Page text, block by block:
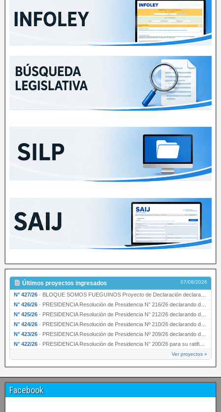
Últimos proyectos ingresados 07/08/2026
N° 427/26 · BLOQUE SOMOS FUEGUINOS Proyecto de Declaración declarando de interés provincial PRESIDENCI…
N° 426/26 · PRESIDENCIA Resolución de Presidencia N° 216/26 declarando de interés provincial la labor …
N° 425/26 · PRESIDENCIA Resolución de Presidencia N° 212/26 declarando de interés provincial el “50° A…
N° 424/26 · PRESIDENCIA Resolución de Presidencia Nº 210/26 declarando de interés provincial el proyec…
N° 423/26 · PRESIDENCIA Resolución de Presidencia Nº 209/26 declarando de interés provincial la presen…
N° 422/26 · PRESIDENCIA Resolución de Presidencia N° 200/26 para su ratificación.
Ver proyectos »
Facebook